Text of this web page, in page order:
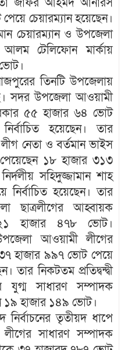
চেয়ারম্যান হয়েছেন।
চেয়ারম্যান ও উপজেলা
টেলিফোন মার্কায়
তিনটি উপজেলায়
সদর উপজেলা আওয়ামী
৫৫ হাজার ৬৪ ভোট
হয়েছেন। তার
লীগ নেতা ও বর্তমান ভাইস
১৮ হাজার ৩১৩
সহিদুজ্জামান শাহ
হয়েছেন। তার
ছাত্রলীগের আহ্বায়ক
হাজার ৪৭৮ ভোট।
আওয়ামী লীগের
হাজার ৯৯৭ ভোট পেয়ে
তার নিকটতম প্রতিদ্বন্দ্বী
যুগ্ম সাধারণ সম্পাদক
১৯ হাজার ১৪৯ ভোট।
নির্বাচনের তৃতীয়দ ধাপে
সাধারণ সম্পাদক